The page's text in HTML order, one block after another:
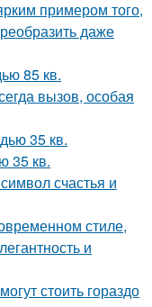
примером того,
даже
85 кв.
вызов, особая
35 кв.
35 кв.
счастья и
стиле,
и
стоить гораздо